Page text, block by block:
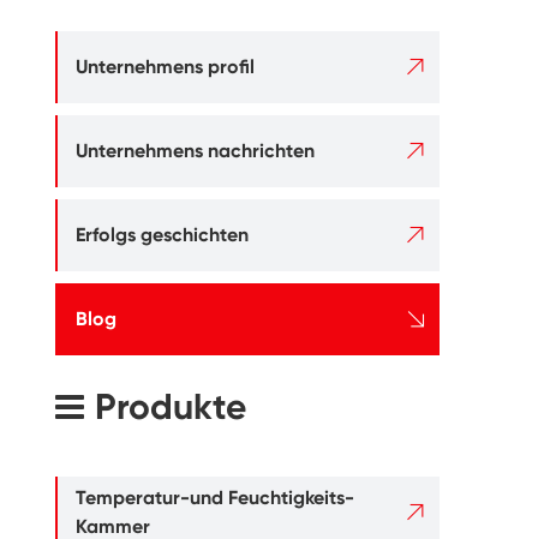
Unternehmens profil 
Unternehmens nachrichten 
Erfolgs geschichten 
Blog 
Produkte
Temperatur-und Feuchtigkeits-
Kammer
